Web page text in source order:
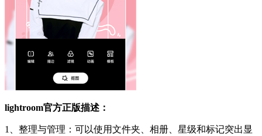
lightroom官方正版描述：
1、整理与管理：可以使用文件夹、相册、星级和标记突出显